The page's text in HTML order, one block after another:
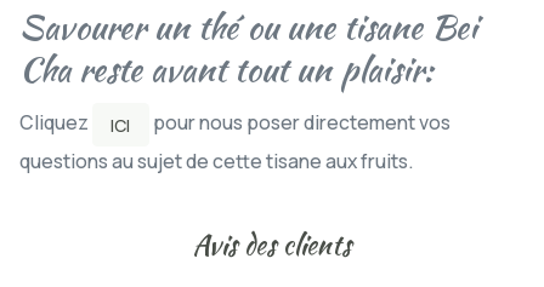
Savourer un thé ou une tisane Bei
Cha reste avant tout un plaisir:
Cliquez ICI
pour nous poser directement vos
questions au sujet de cette tisane aux fruits.
Avis des clients